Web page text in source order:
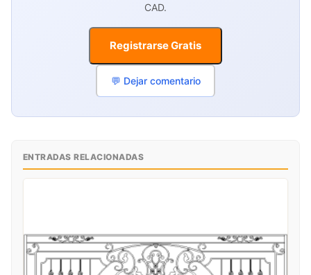
CAD.
Registrarse Gratis
💬 Dejar comentario
ENTRADAS RELACIONADAS